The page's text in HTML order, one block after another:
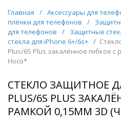
Главная / Аксессуары для
плёнки для телефонов
/
для телефонов
/ Защитные
стекла для iPhone 6+/6s+ /
Plus/6S Plus закалённое гибкое
Hoco*
СТЕКЛО ЗАЩИТНОЕ
PLUS/6S PLUS
РАМКОЙ 0,15ММ 3D